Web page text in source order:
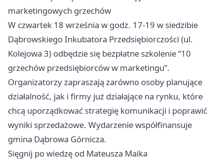
marketingowych grzechów
W czwartek 18 września w godz. 17-19 w siedzibie
Dąbrowskiego Inkubatora Przedsiębiorczości (ul.
Kolejowa 3) odbędzie się bezpłatne szkolenie “10
grzechów przedsiębiorców w marketingu”.
Organizatorzy zapraszają zarówno osoby planujące
działalność, jak i firmy już działające na rynku, które
chcą uporządkować strategię komunikacji i poprawić
wyniki sprzedażowe. Wydarzenie współfinansuje
gmina Dąbrowa Górnicza.
Sięgnij po wiedzę od Mateusza Maika